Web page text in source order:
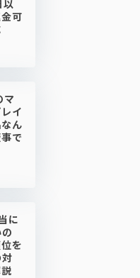
可
イ
ん
で
に
を
対